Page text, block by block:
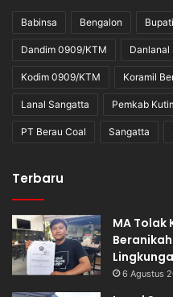
Babinsa Bengalon
Dandim 0909/KTM Danlanal
Kodim 0909/KTM Koramil
Lanal Sangatta Pemkab
PT Berau Coal Sangatta
Terbaru
MA Tolak
6 Agustus